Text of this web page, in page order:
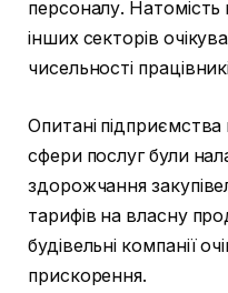
персоналу. Натомість
інших секторів
чисельності
Опитані підприємства
сфери послуг були
здорожчання
тарифів на власну
будівельні компанії
прискорення.